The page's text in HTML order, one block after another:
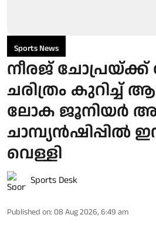
Sports News
നീരജ്
ചരിത്രം കുറിച്ച്
ലോക ജൂനിയര്‍
ചാമ്പ്യന്‍ഷിപ്പില്‍
വെള്ളി
Sports Desk
Published on: 08 Aug 2026, 6:49 am